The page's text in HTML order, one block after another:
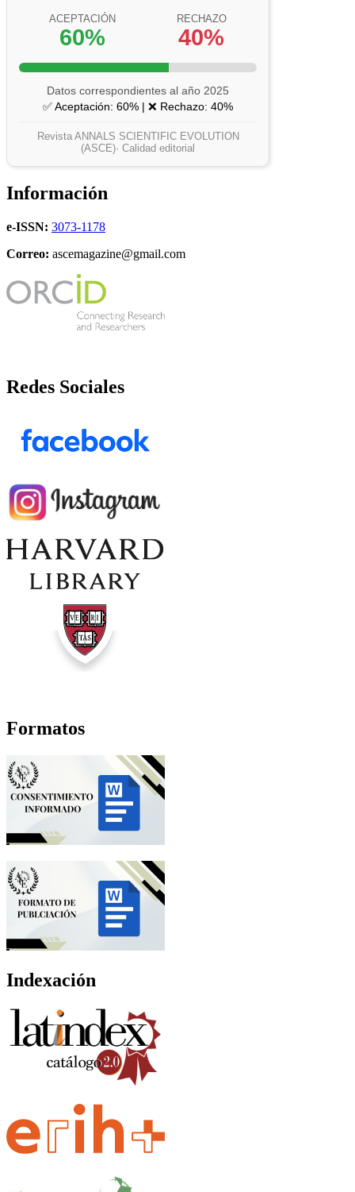
ACEPTACIÓN
60%
RECHAZO
40%
Datos correspondientes al año 2025
✅ Aceptación: 60% | ❌ Rechazo: 40%
Revista ANNALS SCIENTIFIC EVOLUTION
(ASCE)· Calidad editorial
Información
e-ISSN: 3073-1178
Correo: ascemagazine@gmail.com
Redes Sociales
Formatos
Indexación